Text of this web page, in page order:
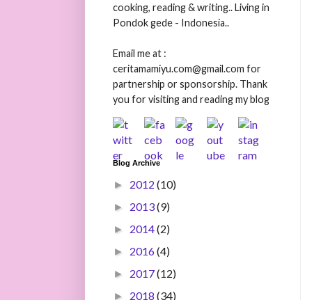
cooking, reading & writing.. Living in
Pondok gede - Indonesia..
Email me at :
ceritamamiyu.com@gmail.com for
partnership or sponsorship. Thank
you for visiting and reading my blog
Blog Archive
► 2012 (10)
► 2013(9)
► 2014(2)
► 2016(4)
► 2017(12)
► 2018 (34)